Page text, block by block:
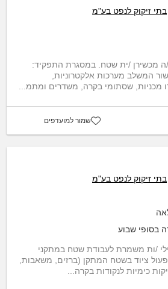
בתי זיקוק לנפט בע"מ
/ה מכשירן /ית שטח. במסגרת התפקיד:
המשלב מערכות אלקטרוניות,
מכניות, שסתומי בקרה, משדרים ומתמ...
שמור למועדפים
בתי זיקוק לנפט בע"מ
בסופי שבוע
/ות משמרת לעבודת שטח במתקני
ציוד בשטח המתקן (ברזים, משאבות,
כימיות לנקודות בקרה...